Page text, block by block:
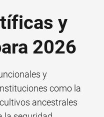
y
2026
y
como la
ancestrales